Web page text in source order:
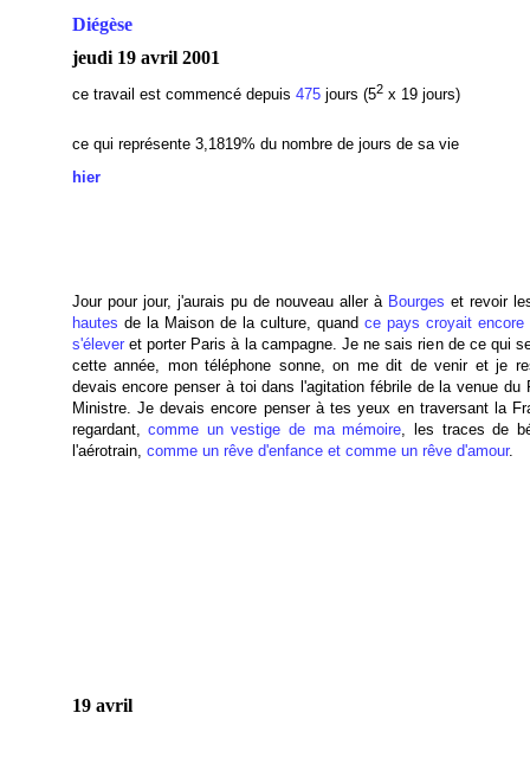
Diégèse
jeudi 19 avril 2001
ce travail est commencé depuis 475jours (52x 19 jours)
ce qui représente 3,1819% du nombre de jours de sa vie
hier
Jour pour jour, j'aurais pu de nouveau aller à Bourges et revoir
hautes de la Maison de la culture, quand ce pays croyait encore
s'éleveret porter Paris à la campagne. Je ne sais rien de ce qui
cette année, mon téléphone sonne, on me dit de venir et je
devais encore penser à toi dans l'agitation fébrile de la venue du
Ministre. Je devais encore penser à tes yeux en traversant la
regardant,comme un vestige de ma mémoire, les traces de
l'aérotrain, comme un rêve d'enfance et comme un rêve d'amour.
19 avril